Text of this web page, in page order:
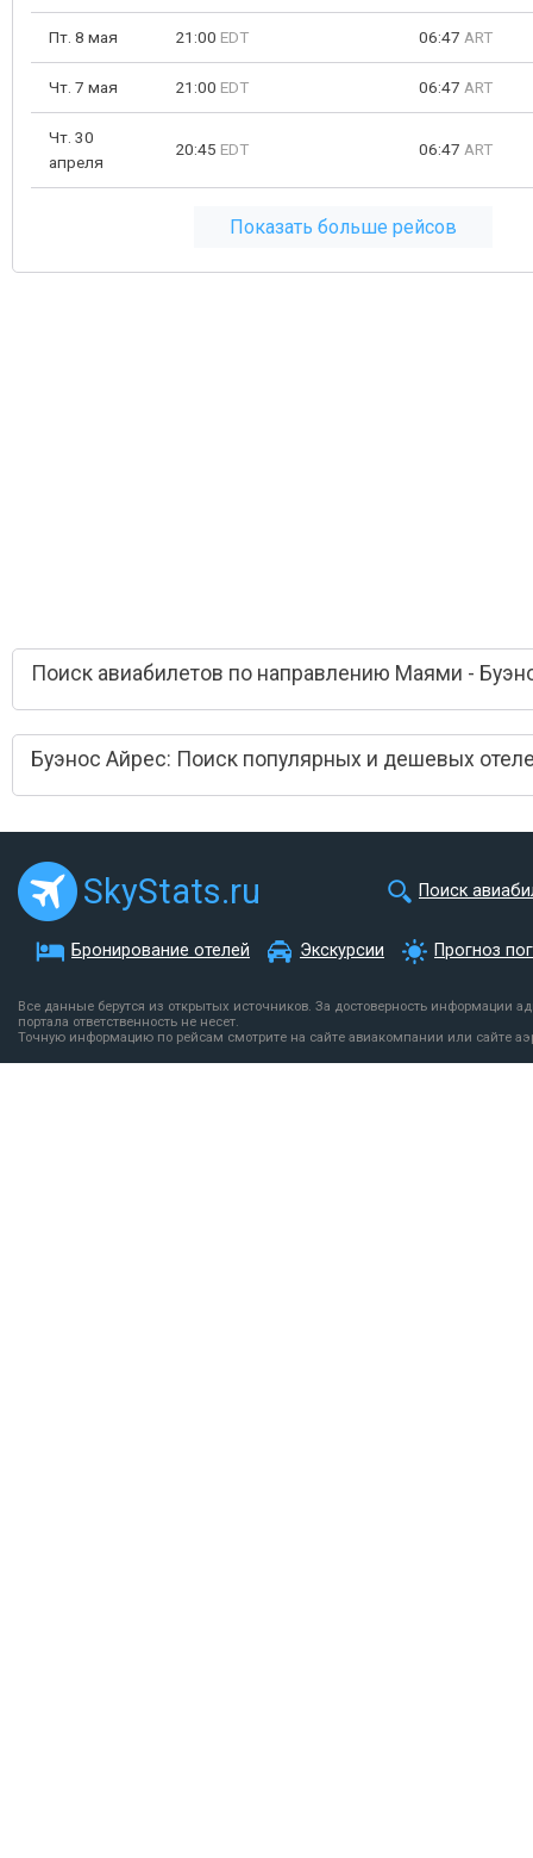
Пт. 8 мая 21:00 EDT 06:47 ART
Чт. 7 мая 21:00 EDT 06:47 ART
Чт. 30
апреля
20:45 EDT 06:47 ART
Показать больше рейсов
Поиск авиабилетов по направлению Маями -
Буэнос Айрес: Поиск популярных и дешевых
SkyStats.ru Поиск
Бронирование отелей Экскурсии Прогноз
Все данные берутся из открытых источников. За достоверность информации
портала ответственность не несет.
Точную информацию по рейсам смотрите на сайте авиакомпании или сайте